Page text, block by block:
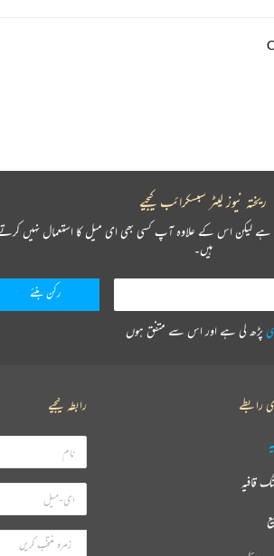
ریختہ نیوز لیٹر سبسکرائب کیجیے
ہے لیکن اس کے علاوہ آپ کسی بھی ای میل کا استعمال نہیں
ہیں۔
پڑھ لی ہے اور اس سے متفق ہوں
رابطے
قافیہ
رابطہ کیجیے